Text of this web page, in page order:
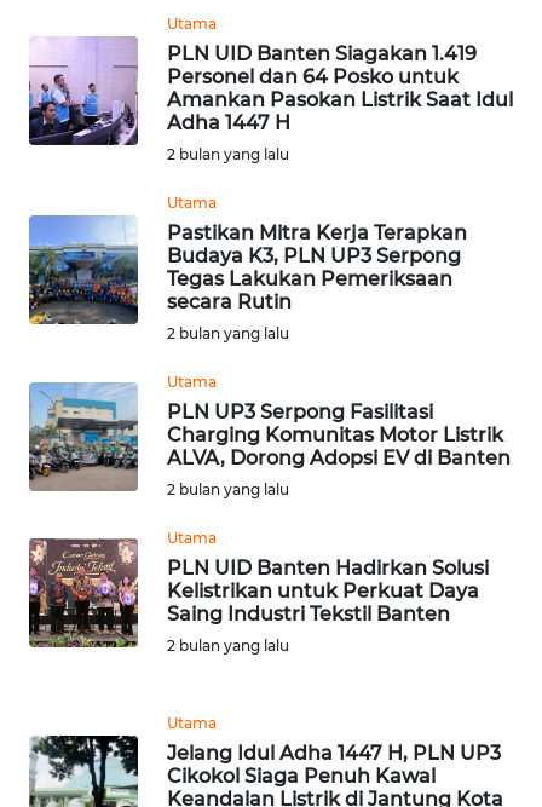
Utama
PLN UID Banten Siagakan 1.419
Personel dan 64 Posko untuk
Amankan Pasokan Listrik Saat Idul
Adha 1447 H
2 bulan yang lalu
Utama
Pastikan Mitra Kerja Terapkan
Budaya K3, PLN UP3 Serpong
Tegas Lakukan Pemeriksaan
secara Rutin
2 bulan yang lalu
Utama
PLN UP3 Serpong Fasilitasi
Charging Komunitas Motor Listrik
ALVA, Dorong Adopsi EV di Banten
2 bulan yang lalu
Utama
PLN UID Banten Hadirkan Solusi
Kelistrikan untuk Perkuat Daya
Saing Industri Tekstil Banten
2 bulan yang lalu
Utama
Jelang Idul Adha 1447 H, PLN UP3
Cikokol Siaga Penuh Kawal
Keandalan Listrik di Jantung Kota
WN
SAMOSIR
LAWAS
WN
SUMEDANG
WN
CIANJUR
WN
KEPULAUAN
WN
TANGERANG
WN
CIREBON